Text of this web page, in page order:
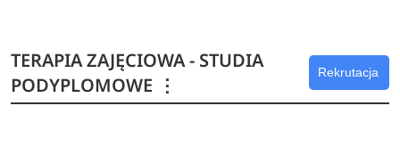
TERAPIA ZAJĘCIOWA - STUDIA
PODYPLOMOWE ⋮
Rekrutacja